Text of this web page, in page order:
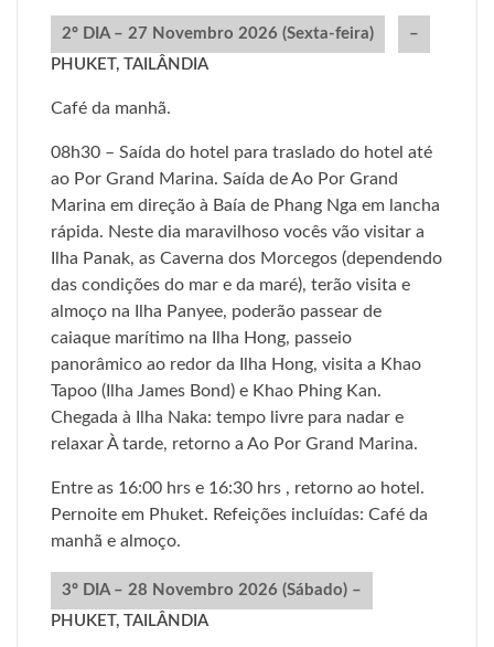
2º DIA – 27 Novembro 2026 (Sexta-feira)
–
PHUKET, TAILÂNDIA
Café da manhã.
08h30 – Saída do hotel para traslado do hotel até
ao Por Grand Marina. Saída de Ao Por Grand
Marina em direção à Baía de Phang Nga em lancha
rápida. Neste dia maravilhoso vocês vão visitar a
Ilha Panak, as Caverna dos Morcegos (dependendo
das condições do mar e da maré), terão visita e
almoço na Ilha Panyee, poderão passear de
caiaque marítimo na Ilha Hong, passeio
panorâmico ao redor da Ilha Hong, visita a Khao
Tapoo (Ilha James Bond) e Khao Phing Kan.
Chegada à Ilha Naka: tempo livre para nadar e
relaxar À tarde, retorno a Ao Por Grand Marina.
Entre as 16:00 hrs e 16:30 hrs , retorno ao hotel.
Pernoite em Phuket. Refeições incluídas: Café da
manhã e almoço.
3º DIA – 28 Novembro 2026 (Sábado) –
PHUKET, TAILÂNDIA